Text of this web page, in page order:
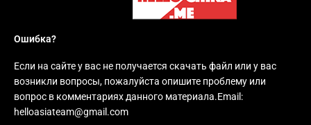
Ошибка?
Если на сайте у вас не получается скачать файл или у вас
возникли вопросы, пожалуйста опишите проблему или
вопрос в комментариях данного материала.Email:
helloasiateam@gmail.com